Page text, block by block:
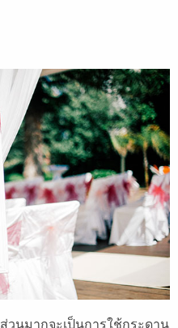
วนมากจะเป็นการใช้กระดาน